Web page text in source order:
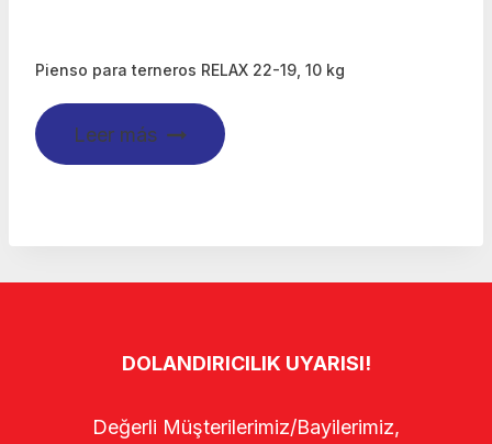
Pienso para terneros RELAX 22-19, 10 kg
Leer más
DOLANDIRICILIK UYARISI!
Değerli Müşterilerimiz/Bayilerimiz,